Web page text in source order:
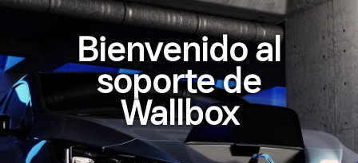
Bienvenido al
soporte de
Wallbox